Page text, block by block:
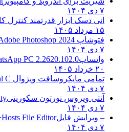
۷ دی ۱۴۰۴
انی دسک ابزار قدرتمند کنترل
۱۵ مرداد ۱۴۰۵
فتوشاپ CC 2025 Photoshop 2024
۷ دی ۱۴۰۴
واتساپPC 2.2620.102.0
۲۰ خرداد ۱۴۰۵
تمامی مایکروسافت ویژوال C
۷ دی ۱۴۰۴
آنتی ویروس نورتون سکوریتی
۷ دی ۱۴۰۴
– ویرایش فایلHosts File Editor+
۷ دی ۱۴۰۴